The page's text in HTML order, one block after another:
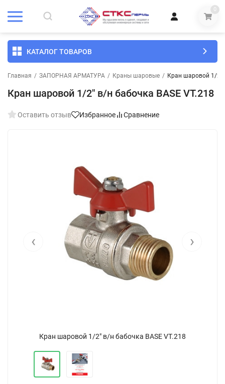
0
КАТАЛОГ ТОВАРОВ
Главная / ЗАПОРНАЯ АРМАТУРА / Краны шаровые / Кран шаровой 1/2"
Кран шаровой 1/2" в/н бабочка BASЕ VT.218
Оставить отзыв Избранное Сравнение
Кран шаровой 1/2" в/н бабочка BASЕ VT.218
‹ ›